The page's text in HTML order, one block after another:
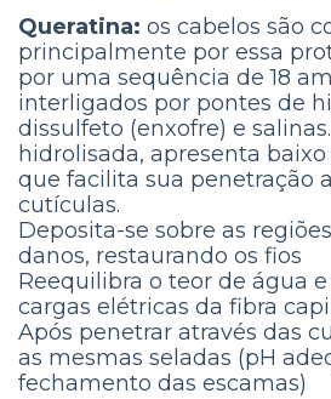
Queratina: os cabelos são
principalmente por essa
por uma sequência de 18
interligados por pontes de
dissulfeto (enxofre) e
hidrolisada, apresenta
que facilita sua penetração
cutículas.
Deposita-se sobre as
danos, restaurando os fios
Reequilibra o teor de água
cargas elétricas da fibra
Após penetrar através das
as mesmas seladas (pH
fechamento das escamas)